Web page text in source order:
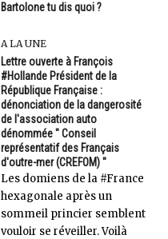
Bartolone tu dis quoi ?
A LA UNE
Lettre ouverte à François
#Hollande Président de la
République Française :
dénonciation de la dangerosité
de l'association auto
dénommée " Conseil
représentatif des Français
d'outre-mer (CREFOM) "
Les domiens de la #France
hexagonale après un
sommeil princier semblent
vouloir se réveiller. Voilà